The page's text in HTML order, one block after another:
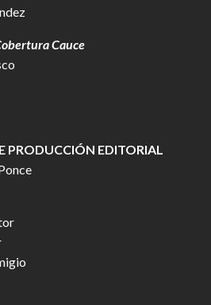
Cauce
PRODUCCIÓN EDITORIAL